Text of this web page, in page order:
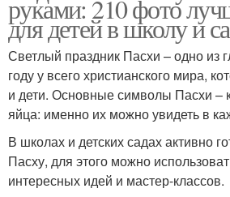
руками: 210 фото
для детей в школу и
Светлый праздник Пасхи – одно из
году у всего христианского мира,
и дети. Основные символы Пасхи –
яйца: именно их можно увидеть в
В школах и детских садах активно
Пасху, для этого можно
интересных идей и мастер-классов.